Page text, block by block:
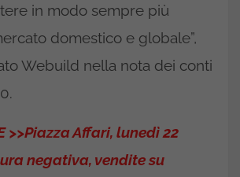
in modo sempre più
domestico e globale”,
Webuild nella nota dei conti
>>Piazza Affari, lunedì 22
negativa, vendite su